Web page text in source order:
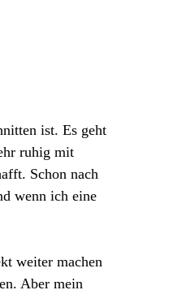
ist. Es geht
ruhig mit
Schon nach
wenn ich eine
weiter machen
Aber mein